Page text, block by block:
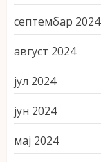
септембар 2024
август 2024
јул 2024
јун 2024
мај 2024